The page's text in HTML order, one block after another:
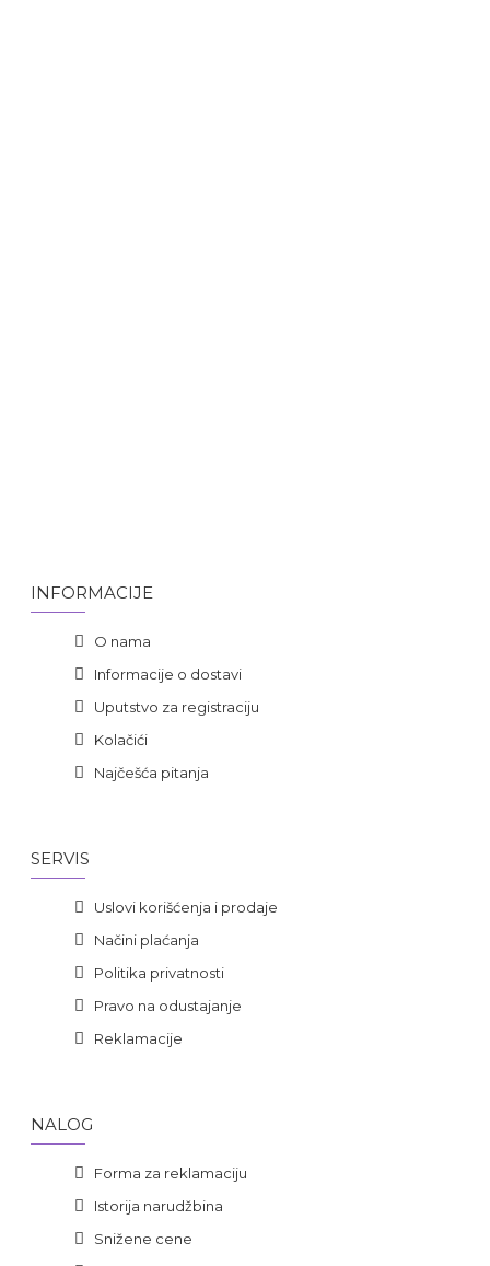
INFORMACIJE
O nama
Informacije o dostavi
Uputstvo za registraciju
Kolačići
Najčešća pitanja
SERVIS
Uslovi korišćenja i prodaje
Načini plaćanja
Politika privatnosti
Pravo na odustajanje
Reklamacije
NALOG
Forma za reklamaciju
Istorija narudžbina
Snižene cene